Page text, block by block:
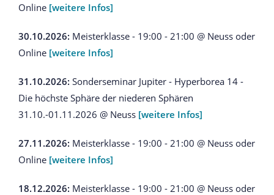
Online [weitere Infos]
30.10.2026: Meisterklasse - 19:00 - 21:00 @ Neuss oder
Online [weitere Infos]
31.10.2026: Sonderseminar Jupiter - Hyperborea 14 -
Die höchste Sphäre der niederen Sphären
31.10.-01.11.2026 @ Neuss [weitere Infos]
27.11.2026: Meisterklasse - 19:00 - 21:00 @ Neuss oder
Online [weitere Infos]
18.12.2026: Meisterklasse - 19:00 - 21:00 @ Neuss oder